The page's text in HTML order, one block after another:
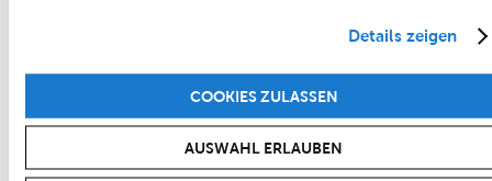
Details zeigen
COOKIES ZULASSEN
AUSWAHL ERLAUBEN